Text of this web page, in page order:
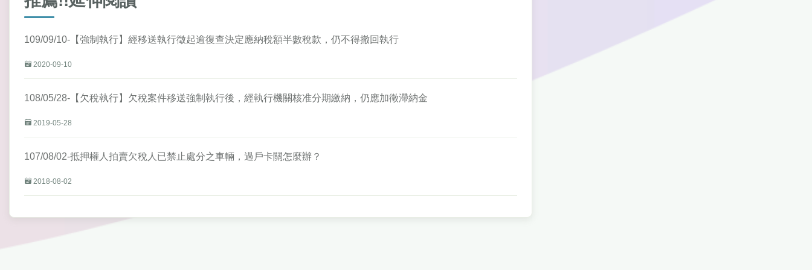
109/09/10-【強制執行】經移送執行徵起逾復查決定應納稅額半數稅款，仍不得撤回執行
2020-09-10
108/05/28-【欠稅執行】欠稅案件移送強制執行後，經執行機關核准分期繳納，仍應加徵滯納金
2019-05-28
107/08/02-抵押權人拍賣欠稅人已禁止處分之車輛，過戶卡關怎麼辦？
2018-08-02